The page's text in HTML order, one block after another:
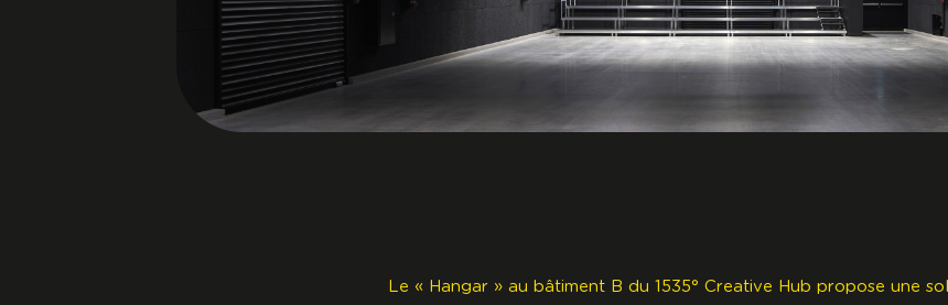
Le « Hangar » au bâtiment B du 1535° Creative Hub propose une